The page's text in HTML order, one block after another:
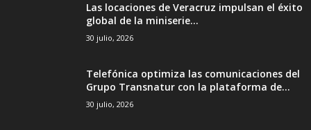
Las locaciones de Veracruz impulsan el éxito
global de la miniserie...
30 julio, 2026
Telefónica optimiza las comunicaciones del
Grupo Transnatur con la plataforma de...
30 julio, 2026